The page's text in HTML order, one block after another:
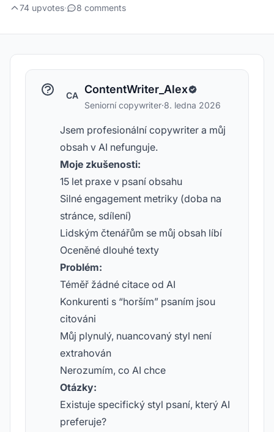
74 upvotes· 8 comments
CA ContentWriter_Alex
Seniorní copywriter·8. ledna 2026
Jsem profesionální copywriter a můj
obsah v AI nefunguje.
Moje zkušenosti:
15 let praxe v psaní obsahu
Silné engagement metriky (doba na
stránce, sdílení)
Lidským čtenářům se můj obsah líbí
Oceněné dlouhé texty
Problém:
Téměř žádné citace od AI
Konkurenti s “horším” psaním jsou
citováni
Můj plynulý, nuancovaný styl není
extrahován
Nerozumím, co AI chce
Otázky:
Existuje specifický styl psaní, který AI
preferuje?